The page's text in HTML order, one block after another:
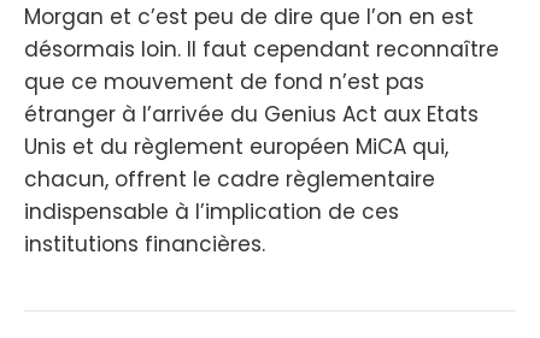
Morgan et c’est peu de dire que l’on en est
désormais loin. Il faut cependant reconnaître
que ce mouvement de fond n’est pas
étranger à l’arrivée du Genius Act aux Etats
Unis et du règlement européen MiCA qui,
chacun, offrent le cadre règlementaire
indispensable à l’implication de ces
institutions financières.